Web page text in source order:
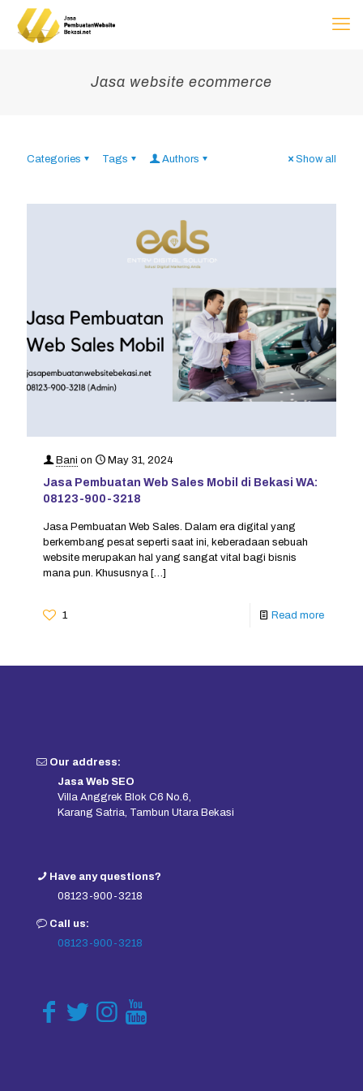
Jasa website ecommerce
Categories Tags Authors Show all
Bani on May 31, 2024
Jasa Pembuatan Web Sales Mobil di Bekasi WA:
08123-900-3218
Jasa Pembuatan Web Sales. Dalam era digital yang
berkembang pesat seperti saat ini, keberadaan sebuah
website merupakan hal yang sangat vital bagi bisnis
mana pun. Khususnya […]
1 Read more
Our address:
Jasa Web SEO
Villa Anggrek Blok C6 No.6,
Karang Satria, Tambun Utara Bekasi
Have any questions?
08123-900-3218
Call us:
08123-900-3218